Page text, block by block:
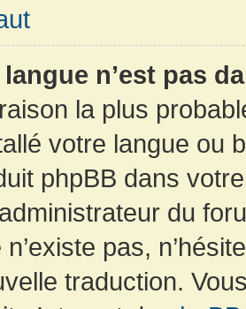
langue n’est pas
la plus
votre langue ou
phpBB dans
du
n’existe pas,
traduction.